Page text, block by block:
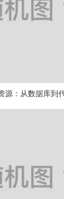
源：从数据库到